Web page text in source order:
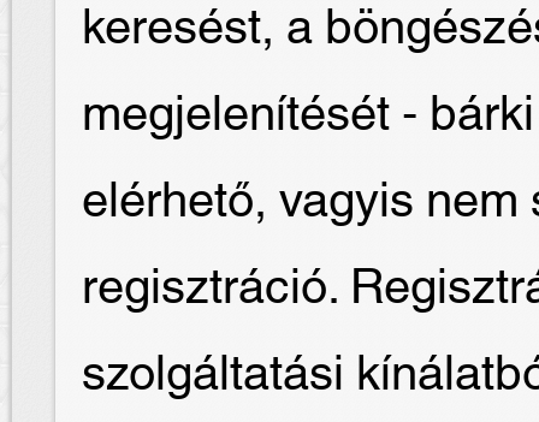
keresést, a
megjelenítését -
elérhető, vagyis
regisztráció.
szolgáltatási